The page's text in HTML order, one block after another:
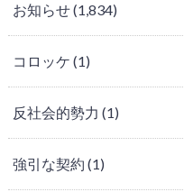
お知らせ(1,834)
コロッケ (1)
反社会的勢力 (1)
強引な契約 (1)